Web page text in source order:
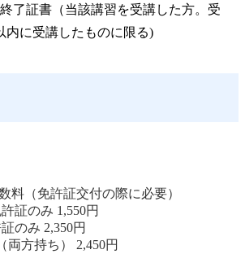
了証書（当該講習を受講した方。受
内に受講したものに限る)
料（免許証交付の際に必要）
証のみ 1,550円
のみ 2,350円
両方持ち） 2,450円